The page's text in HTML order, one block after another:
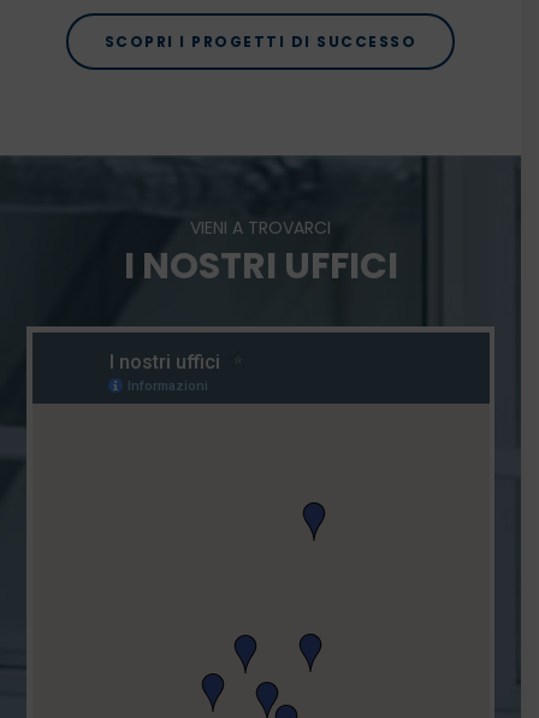
SCOPRI I PROGETTI DI SUCCESSO
VIENI A TROVARCI
I NOSTRI UFFICI